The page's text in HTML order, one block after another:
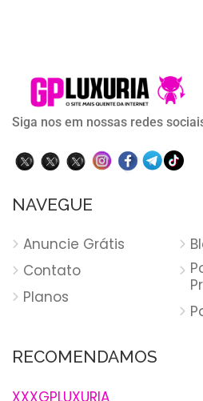
Siga nos em nossas redes
NAVEGUE
Anuncie Grátis
Contato
Planos
RECOMENDAMOS
XXXGPLUXURIA